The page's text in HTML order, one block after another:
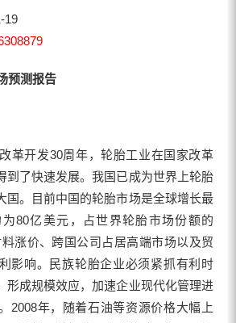
19
预测报告
开发30周年，轮胎工业在国家改革
到了快速发展。我国已成为世界上轮胎
国。目前中国的轮胎市场是全球增长最
80亿美元，占世界轮胎市场份额的
涨价、跨国公司占居高端市场以及贸
影响。民族轮胎企业必须紧抓有利时
形成规模效应，加速企业现代化管理进
2008年，随着石油等资源价格大幅上